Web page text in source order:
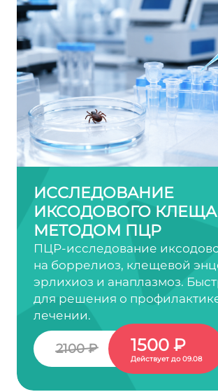
ИССЛЕДОВАНИЕ
ИКСОДОВОГО КЛЕЩА
МЕТОДОМ ПЦР
ПЦР-исследование
на боррелиоз, клещевой
эрлихиоз и анаплазмоз.
для решения о
лечении.
2100 ₽ 1500 ₽
Действует до 09.08